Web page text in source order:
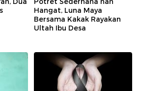
Hangat, Luna Maya
Bersama Kakak Rayakan
Ultah Ibu Desa